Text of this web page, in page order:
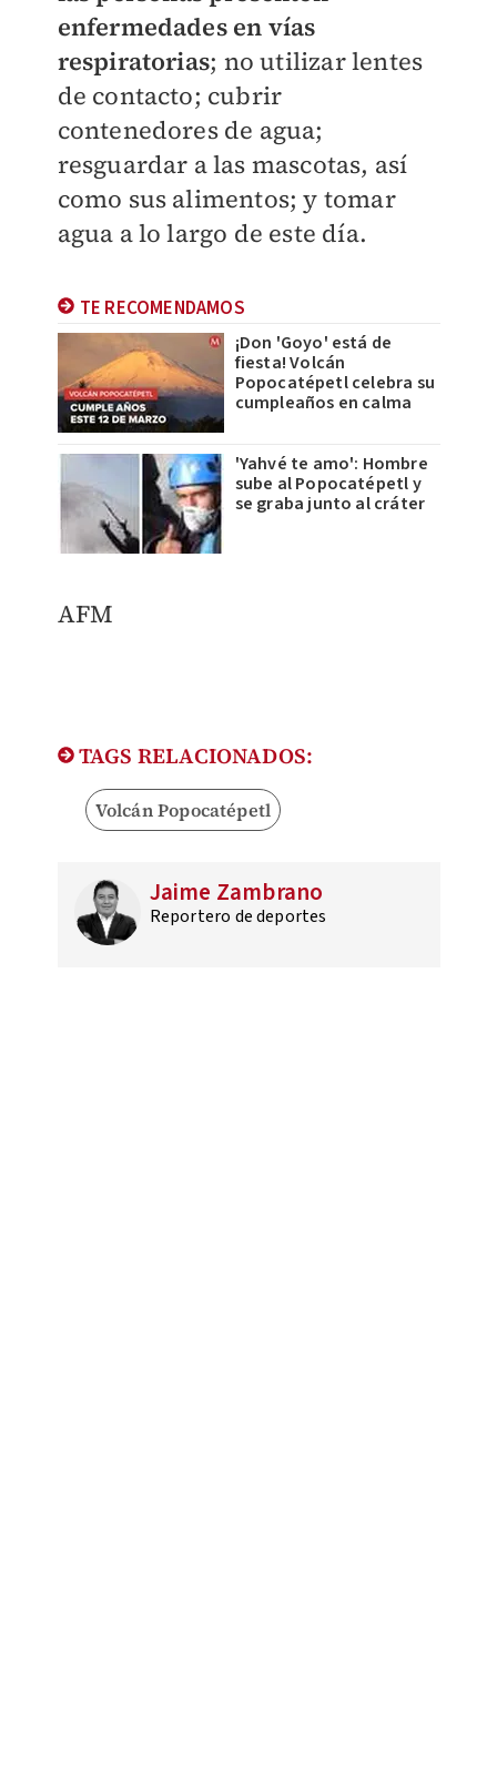
enfermedades en vías
respiratorias; no utilizar lentes
de contacto; cubrir
contenedores de agua;
resguardar a las mascotas, así
como sus alimentos; y tomar
agua a lo largo de este día.
TE RECOMENDAMOS
¡Don 'Goyo' está de
fiesta! Volcán
Popocatépetl celebra su
cumpleaños en calma
'Yahvé te amo': Hombre
sube al Popocatépetl y
se graba junto al cráter
AFM
TAGS RELACIONADOS:
Volcán Popocatépetl
Jaime Zambrano
Reportero de deportes